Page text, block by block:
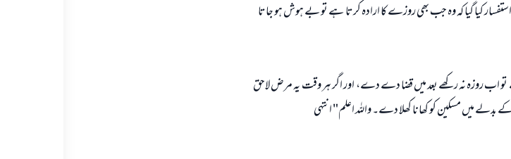
کیا گیا کہ وہ جب بھی روزے کا ارادہ کرتا ہے تو بے ہوش ہو جاتا
اب روزہ نہ رکھے بعد میں قضا دے دے، اور اگر ہر وقت یہ مرض لاحق
بدلے میں مسکین کو کھانا کھلا دے۔ واللہ اعلم" انتہی